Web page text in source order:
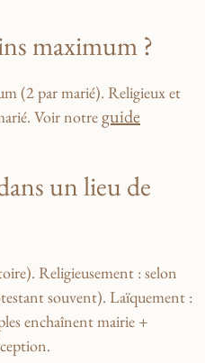
maximum ?
(2 par marié). Religieux et
Voir notreguide
un lieu de
Religieusement : selon
souvent). Laïquement :
enchaînent mairie +